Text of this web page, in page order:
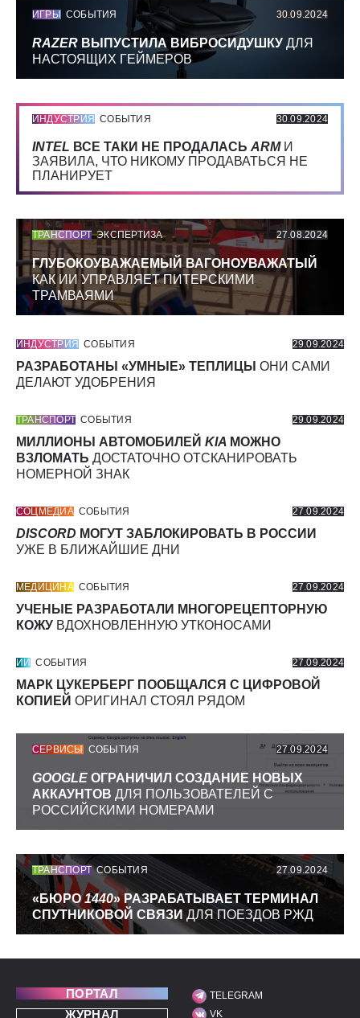
ИГРЫ СОБЫТИЯ 30.09.2024
RAZER ВЫПУСТИЛА ВИБРОСИДУШКУ ДЛЯ
НАСТОЯЩИХ ГЕЙМЕРОВ
ИНДУСТРИЯ СОБЫТИЯ 30.09.2024
INTEL ВСЕ ТАКИ НЕ ПРОДАЛАСЬ ARMИ
ЗАЯВИЛА, ЧТО НИКОМУ ПРОДАВАТЬСЯ НЕ
ПЛАНИРУЕТ
ТРАНСПОРТ ЭКСПЕРТИЗА 27.08.2024
ГЛУБОКОУВАЖАЕМЫЙ ВАГОНОУВАЖАТЫЙ
КАК ИИ УПРАВЛЯЕТ ПИТЕРСКИМИ
ТРАМВАЯМИ
ИНДУСТРИЯ СОБЫТИЯ 29.09.2024
РАЗРАБОТАНЫ «УМНЫЕ» ТЕПЛИЦЫ ОНИ САМИ
ДЕЛАЮТ УДОБРЕНИЯ
ТРАНСПОРТ СОБЫТИЯ 29.09.2024
МИЛЛИОНЫ АВТОМОБИЛЕЙ KIA МОЖНО
ВЗЛОМАТЬ ДОСТАТОЧНО ОТСКАНИРОВАТЬ
НОМЕРНОЙ ЗНАК
СОЦМЕДИА СОБЫТИЯ 27.09.2024
DISCORD МОГУТ ЗАБЛОКИРОВАТЬ В РОССИИ
УЖЕ В БЛИЖАЙШИЕ ДНИ
МЕДИЦИНА СОБЫТИЯ 27.09.2024
УЧЕНЫЕ РАЗРАБОТАЛИ МНОГОРЕЦЕПТОРНУЮ
КОЖУ ВДОХНОВЛЕННУЮ УТКОНОСАМИ
ИИ СОБЫТИЯ 27.09.2024
МАРК ЦУКЕРБЕРГ ПООБЩАЛСЯ С ЦИФРОВОЙ
КОПИЕЙ ОРИГИНАЛ СТОЯЛ РЯДОМ
СЕРВИСЫ СОБЫТИЯ 27.09.2024
GOOGLE ОГРАНИЧИЛ СОЗДАНИЕ НОВЫХ
АККАУНТОВ ДЛЯ ПОЛЬЗОВАТЕЛЕЙ С
РОССИЙСКИМИ НОМЕРАМИ
ТРАНСПОРТ СОБЫТИЯ 27.09.2024
«БЮРО1440» РАЗРАБАТЫВАЕТ ТЕРМИНАЛ
СПУТНИКОВОЙ СВЯЗИ ДЛЯ ПОЕЗДОВ РЖД
ПОРТАЛ
ЖУРНАЛ
МЫ В СОЦИАЛЬНЫХ
TELEGRAM
VK